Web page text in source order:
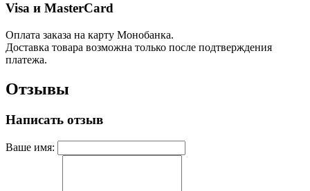
Visa и MasterCard
Оплата заказа на карту Монобанка.
Доставка товара возможна только после подтверждения
платежа.
Отзывы
Написать отзыв
Ваше имя: